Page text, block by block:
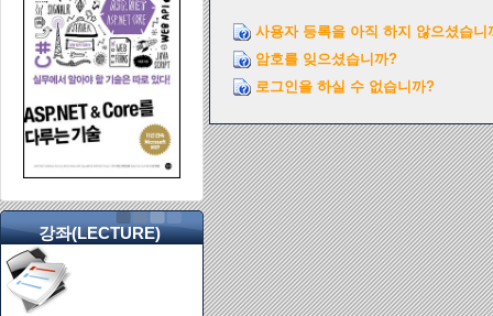
강좌(LECTURE)
사용자 등록을 아직 하지 않으셨습니
암호를 잊으셨습니까?
로그인을 하실 수 없습니까?